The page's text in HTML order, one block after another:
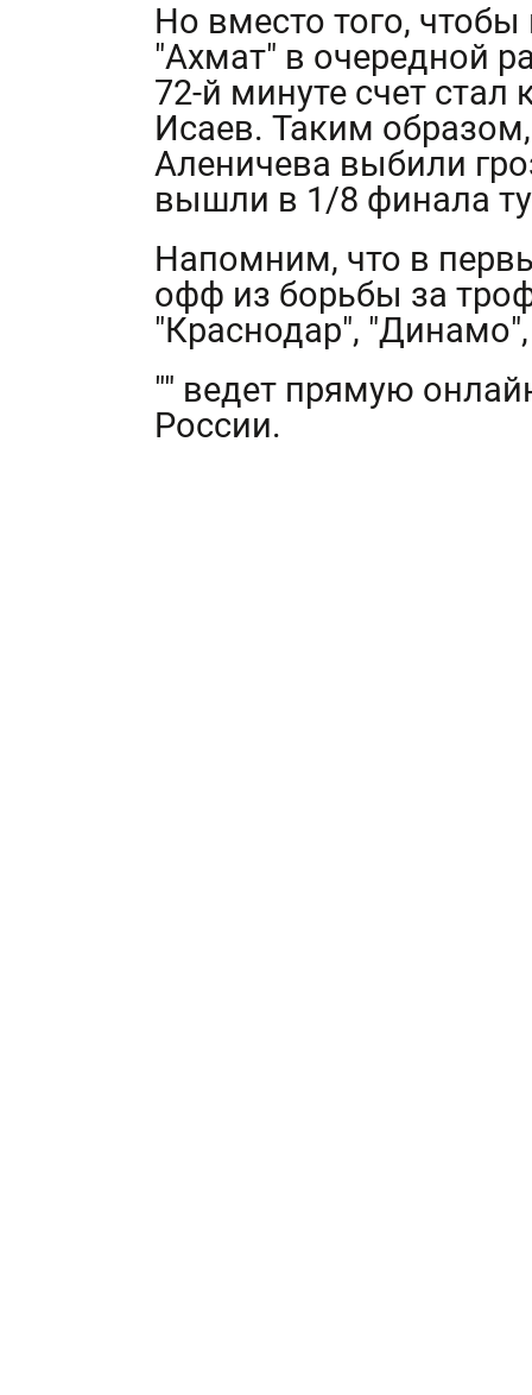
Но вместо того,
"Ахмат" в очередной
72-й минуте счет
Исаев. Таким
Аленичева выбили
вышли в 1/8 финала
Напомним, что в
офф из борьбы за
"Краснодар",
"" ведет прямую
России.